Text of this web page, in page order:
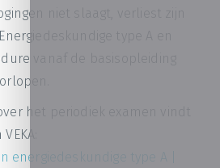
niet slaagt, verliest zijn
type A en
vanaf de basisopleiding
het periodiek examen vindt
energiedeskundige type A |